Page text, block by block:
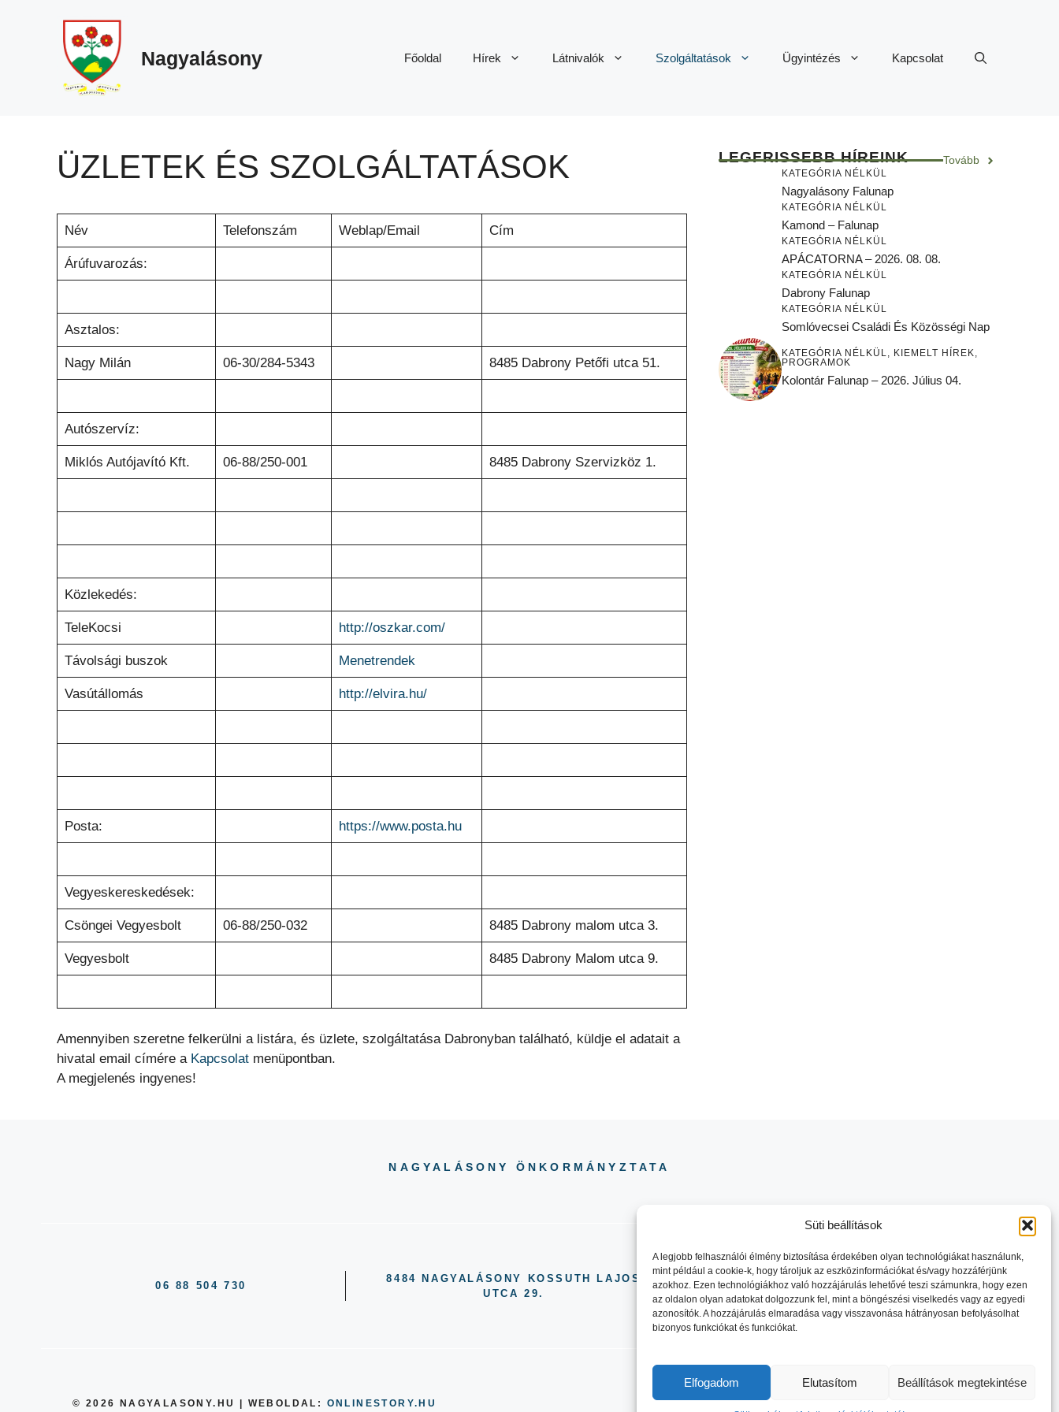
Süti beállítások
A legjobb felhasználói élmény biztosítása érdekében olyan technológiákat használunk,
mint például a cookie-k, hogy tároljuk az eszközinformációkat és/vagy hozzáférjünk
azokhoz. Ezen technológiákhoz való hozzájárulás lehetővé teszi számunkra, hogy ezen
az oldalon olyan adatokat dolgozzunk fel, mint a böngészési viselkedés vagy az egyedi
azonosítók. A hozzájárulás elmaradása vagy visszavonása hátrányosan befolyásolhat
bizonyos funkciókat és funkciókat.
Elfogadom Elutasítom Beállítások megtekintése
Nagyalásony Főoldal Hírek Látnivalók Szolgáltatások Ügyintézés Kapcsolat
ÜZLETEK ÉS SZOLGÁLTATÁSOK
Név Telefonszám Weblap/Email Cím
Árúfuvarozás:
Asztalos:
Nagy Milán 06-30/284-5343 8485 Dabrony Petőfi utca 51.
Autószervíz:
Miklós Autójavító Kft. 06-88/250-001 8485 Dabrony Szervizköz 1.
Közlekedés:
TeleKocsi http://oszkar.com/
Távolsági buszok Menetrendek
Vasútállomás http://elvira.hu/
Posta: https://www.posta.hu
Vegyeskereskedések:
Csöngei Vegyesbolt 06-88/250-032 8485 Dabrony malom utca 3.
Vegyesbolt 8485 Dabrony Malom utca 9.
Amennyiben szeretne felkerülni a listára, és üzlete, szolgáltatása Dabronyban található, küldje el adatait a
hivatal email címére a Kapcsolat menüpontban.
A megjelenés ingyenes!
LEGFRISSEBB HÍREINK Tovább
KATEGÓRIA NÉLKÜL
Nagyalásony Falunap
KATEGÓRIA NÉLKÜL
Kamond – Falunap
KATEGÓRIA NÉLKÜL
APÁCATORNA – 2026. 08. 08.
KATEGÓRIA NÉLKÜL
Dabrony Falunap
KATEGÓRIA NÉLKÜL
Somlóvecsei Családi És Közösségi Nap
KATEGÓRIA NÉLKÜL, KIEMELT HÍREK,
PROGRAMOK
Kolontár Falunap – 2026. Július 04.
NAGYALÁSONY ÖNKORMÁNYZTATA
06 88 504 730
8484 NAGYALÁSONY KOSSUTH LAJOS
UTCA 29.
© 2026 NAGYALASONY.HU | WEBOLDAL: ONLINESTORY.HU ADATVÉDELEM